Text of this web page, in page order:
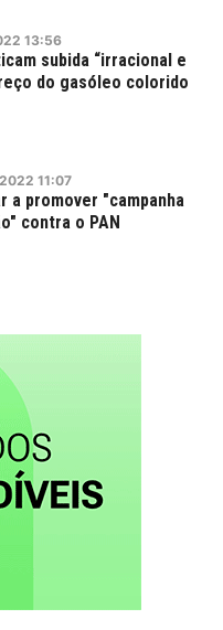
13:56
subida “irracional e
do gasóleo colorido
2022 11:07
a promover "campanha
contra o PAN